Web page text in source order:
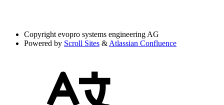
Copyright evopro systems engineering AG
Powered by Scroll Sites & Atlassian Confluence